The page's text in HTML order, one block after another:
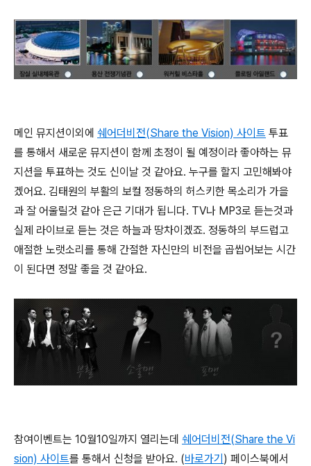
메인 뮤지션이외에 쉐어더비전(Share the Vision) 사이트 투표
를 통해서 새로운 뮤지션이 함께 초정이 될 예정이라 좋아하는 뮤
지션을 투표하는 것도 신이날 것 같아요. 누구를 할지 고민해봐야
겠어요. 김태원의 부활의 보컬 정동하의 허스키한 목소리가 가을
과 잘 어울릴것 같아 은근 기대가 됩니다. TV나 MP3로 듣는것과
실제 라이브로 듣는 것은 하늘과 땅차이겠죠. 정동하의 부드럽고
애절한 노랫소리를 통해 간절한 자신만의 비전을 곱씹어보는 시간
이 된다면 정말 좋을 것 같아요.
참여이벤트는 10월10일까지 열리는데 쉐어더비전(Share the Vi
sion) 사이트를 통해서 신청을 받아요. (바로가기) 페이스북에서